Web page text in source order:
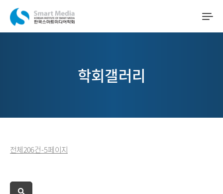
학회갤러리
전체 206 건 - 5 페이지